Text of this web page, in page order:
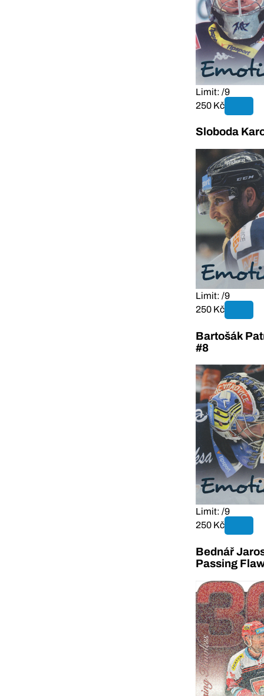
Limit: /9
250 Kč
Sloboda
Limit: /9
250 Kč
Bartošák
#8
Limit: /9
250 Kč
Bednář
Passing